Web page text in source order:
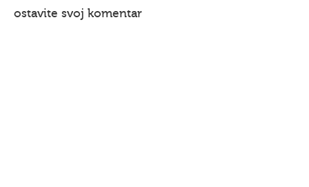
ostavite svoj komentar